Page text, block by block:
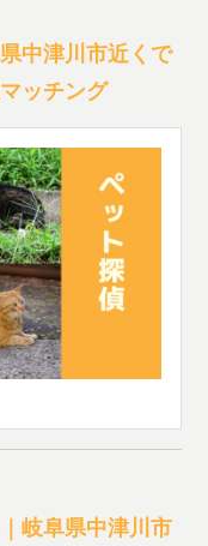
中津川市近くで
ッチング
岐阜県中津川市